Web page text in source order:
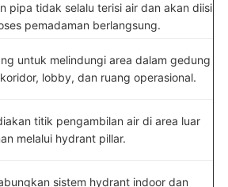
pipa tidak selalu terisi air dan akan diisi
pemadaman berlangsung.
untuk melindungi area dalam gedung
lobby, dan ruang operasional.
titik pengambilan air di area luar
melalui hydrant pillar.
sistem hydrant indoor dan